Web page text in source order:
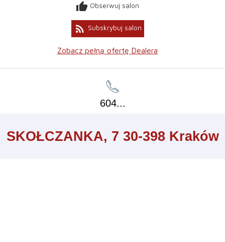
thumb_up Obserwuj salon
rss_feed Subskrybuj salon
Zobacz pełną ofertę Dealera
604...
−
SKOŁCZANKA, 7 30-398 Kraków